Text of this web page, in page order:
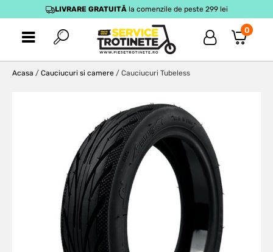
LIVRARE GRATUITĂla comenzile de peste 299 lei
0
Acasa / Cauciucuri si camere / Cauciucuri Tubeless